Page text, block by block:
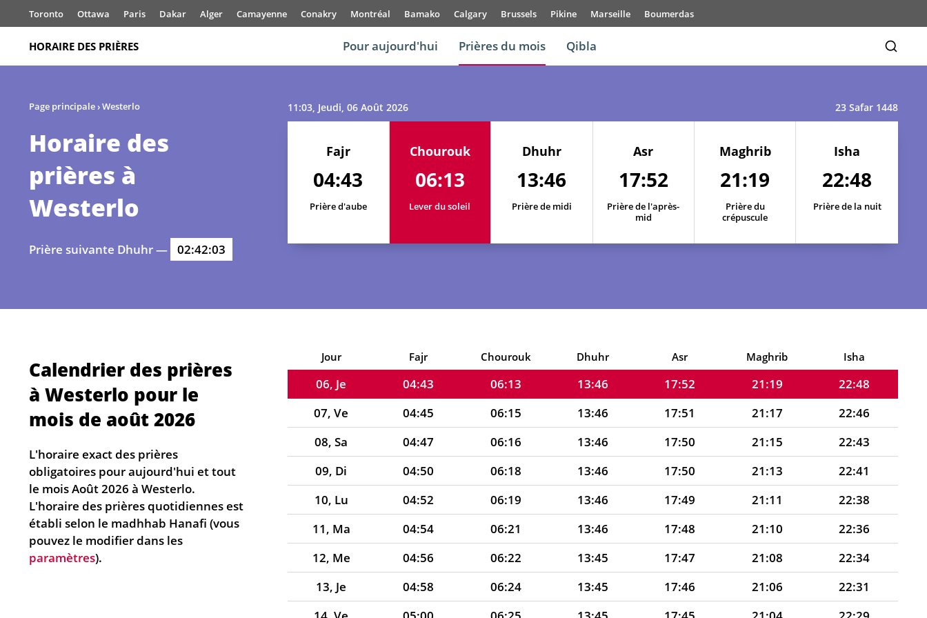
Toronto Ottawa Paris Dakar Alger Camayenne Conakry Montréal Bamako Calgary Brussels Pikine Marseille Boumerdas
HORAIRE DES PRIÈRES Pour aujourd'hui Prières du mois Qibla
Page principale›Westerlo
Horaire des
prières à
Westerlo
Prière suivante Dhuhr — 02:42:03
11:03, Jeudi, 06 Août 2026 23 Safar 1448
Fajr
04:43
Prière d'aube
Chourouk
06:13
Lever du soleil
Dhuhr
13:46
Prière de midi
Asr
17:52
Prière de l'après-
mid
Maghrib
21:19
Prière du
crépuscule
Isha
22:48
Prière de la nuit
Calendrier des prières
à Westerlo pour le
mois de août 2026
L'horaire exact des prières
obligatoires pour aujourd'hui et tout
le mois Août 2026 à Westerlo.
L'horaire des prières quotidiennes est
établi selon le madhhab Hanafi (vous
pouvez le modifier dans les
paramètres).
Jour Fajr Chourouk Dhuhr Asr Maghrib Isha
05, Me
04:41 06:12 13:46 17:53 21:20
22:51
06, Je
04:43 06:13 13:46 17:52 21:19
22:48
07, Ve
04:45 06:15 13:46 17:51 21:17
22:46
08, Sa
04:47 06:16 13:46 17:50 21:15
22:43
09, Di
04:50 06:18 13:46 17:50 21:13
22:41
10, Lu
04:52 06:19 13:46 17:49 21:11
22:38
11, Ma
04:54 06:21 13:46 17:48 21:10
22:36
12, Me
04:56 06:22 13:45 17:47 21:08
22:34
13, Je
04:58 06:24 13:45 17:46 21:06
22:31